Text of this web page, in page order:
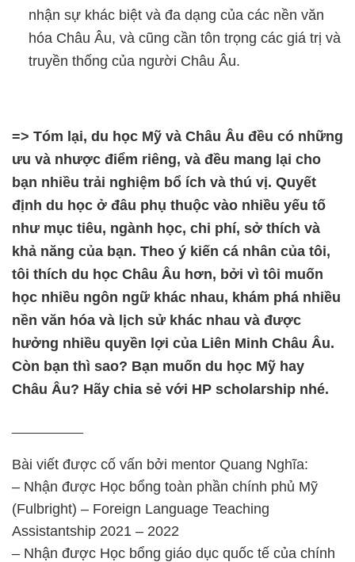
nhận sự khác biệt và đa dạng của các nền văn
hóa Châu Âu, và cũng cần tôn trọng các giá trị và
truyền thống của người Châu Âu.
=> Tóm lại, du học Mỹ và Châu Âu đều có những
ưu và nhược điểm riêng, và đều mang lại cho
bạn nhiều trải nghiệm bổ ích và thú vị. Quyết
định du học ở đâu phụ thuộc vào nhiều yếu tố
như mục tiêu, ngành học, chi phí, sở thích và
khả năng của bạn. Theo ý kiến cá nhân của tôi,
tôi thích du học Châu Âu hơn, bởi vì tôi muốn
học nhiều ngôn ngữ khác nhau, khám phá nhiều
nền văn hóa và lịch sử khác nhau và được
hưởng nhiều quyền lợi của Liên Minh Châu Âu.
Còn bạn thì sao? Bạn muốn du học Mỹ hay
Châu Âu? Hãy chia sẻ với HP scholarship nhé.
Bài viết được cố vấn bởi mentor Quang Nghĩa:
– Nhận được Học bổng toàn phần chính phủ Mỹ
(Fulbright) – Foreign Language Teaching
Assistantship 2021 – 2022
– Nhận được Học bổng giáo dục quốc tế của chính